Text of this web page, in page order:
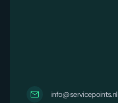
info@servicepoints.nl